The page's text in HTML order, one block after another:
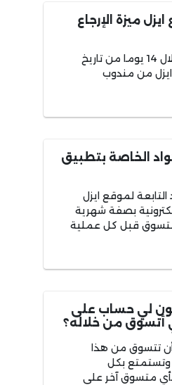
ميزة الإرجاع
بالطبع وذلك خلال 14 يوما من تاريخ
من مندوب
الخاصة بتطبيق
التابعة لموقع ايزل
بصفة شهرية
قبل كل عملية
لي حساب على
أتسوق من خلاله؟
تتسوق من هذا
بكل
متسوق آخر على